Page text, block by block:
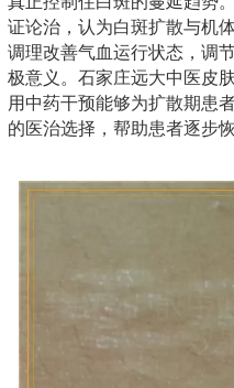
证论治，认为白斑扩散与机
调理改善气血运行状态，调
极意义。石家庄远大中医皮
用中药干预能够为扩散期患
的医治选择，帮助患者逐步